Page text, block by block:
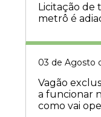
Licitação de
metrô é
03 de Agosto
Vagão
a funcionar
como vai